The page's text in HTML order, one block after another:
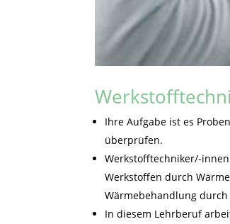
Ihre Aufgabe ist es
überprüfen.
Werkstofftechniker/-
Werkstoffen durch
Wärmebehandlung
In diesem Lehrberuf